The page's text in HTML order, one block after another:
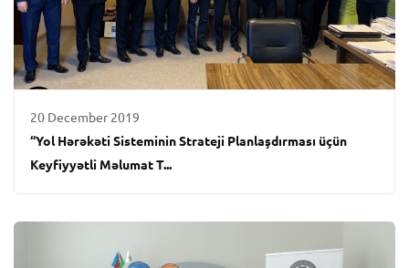
20 December 2019
“Yol Hərəkəti Sisteminin Strateji Planlaşdırması üçün
Keyfiyyətli Məlumat T...